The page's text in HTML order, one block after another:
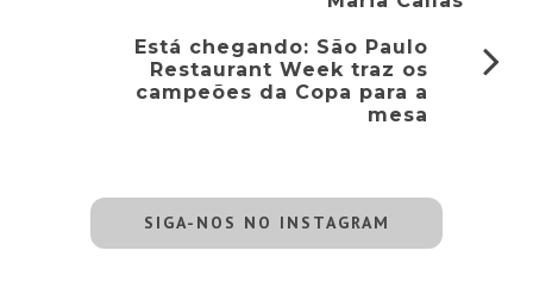
Está chegando: São Paulo
Restaurant Week traz os
campeões da Copa para a
mesa
SIGA-NOS NO INSTAGRAM